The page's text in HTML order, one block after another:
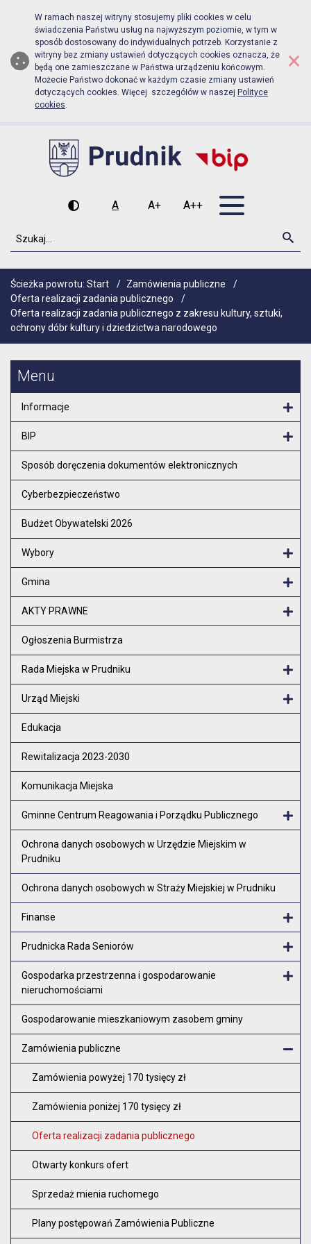
Biuletyn Informacji Publicznej
Przejdź do menu głównego
Przejdź do głównej zawartości
W ramach naszej witryny stosujemy pliki cookies w celu
świadczenia Państwu usług na najwyższym poziomie, w tym w
sposób dostosowany do indywidualnych potrzeb. Korzystanie z
witryny bez zmiany ustawień dotyczących cookies oznacza, że
będą one zamieszczane w Państwa urządzeniu końcowym.
Możecie Państwo dokonać w każdym czasie zmiany ustawień
dotyczących cookies. Więcej szczegółów w naszej Polityce
cookies.
×
Wysoki kontrast
A
Czcionka domyślna
A+
Czcionka średnia
A++
Czcionka duża
Szukaj
Ścieżka powrotu: Start / Zamówienia publiczne
/
Oferta realizacji zadania publicznego
/
Oferta realizacji zadania publicznego z zakresu kultury, sztuki,
ochrony dóbr kultury i dziedzictwa narodowego
Menu
Informacje
BIP
Sposób doręczenia dokumentów elektronicznych
Cyberbezpieczeństwo
Budżet Obywatelski 2026
Wybory
Gmina
AKTY PRAWNE
Ogłoszenia Burmistrza
Rada Miejska w Prudniku
Urząd Miejski
Edukacja
Rewitalizacja 2023-2030
Komunikacja Miejska
Gminne Centrum Reagowania i Porządku Publicznego
Ochrona danych osobowych w Urzędzie Miejskim w
Prudniku
Ochrona danych osobowych w Straży Miejskiej w Prudniku
Finanse
Prudnicka Rada Seniorów
Gospodarka przestrzenna i gospodarowanie
nieruchomościami
Gospodarowanie mieszkaniowym zasobem gminy
Zamówienia publiczne
Zamówienia powyżej 170 tysięcy zł
Zamówienia poniżej 170 tysięcy zł
Oferta realizacji zadania publicznego
Otwarty konkurs ofert
Sprzedaż mienia ruchomego
Plany postępowań Zamówienia Publiczne